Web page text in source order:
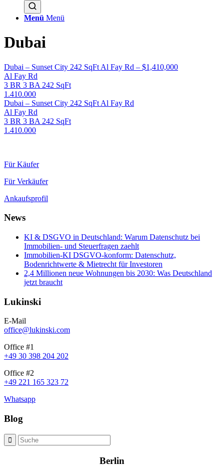
Menü Menü
Dubai
Dubai – Sunset City 242 SqFt Al Fay Rd – $1,410,000
Al Fay Rd
3 BR 3 BA 242 SqFt
1.410.000
Dubai – Sunset City 242 SqFt Al Fay Rd
Al Fay Rd
3 BR 3 BA 242 SqFt
1.410.000
Für Käufer
Für Verkäufer
Ankaufsprofil
News
KI & DSGVO in Deutschland: Warum Datenschutz bei
Immobilien- und Steuerfragen zaehlt
Immobilien-KI DSGVO-konform: Datenschutz,
Bodenrichtwerte & Mietrecht für Investoren
2,4 Millionen neue Wohnungen bis 2030: Was Deutschland
jetzt braucht
Lukinski
E-Mail
office@lukinski.com
Office #1
+49 30 398 204 202
Office #2
+49 221 165 323 72
Whatsapp
Blog
Berlin